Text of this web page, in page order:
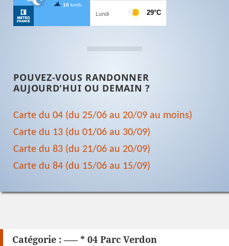
POUVEZ-VOUS RANDONNER
AUJOURD'HUI OU DEMAIN ?
Carte du 04 (du 25/06 au 20/09 au moins)
Carte du 13 (du 01/06 au 30/09)
Carte du 83 (du 21/06 au 20/09)
Carte du 84 (du 15/06 au 15/09)
Catégorie : —– * 04 Parc Verdon